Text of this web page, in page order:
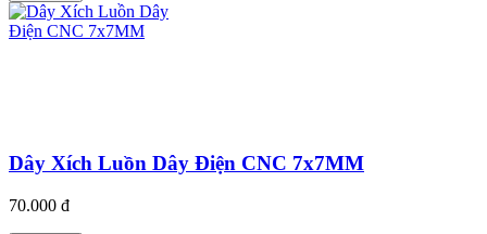
Dây Xích Luồn Dây Điện CNC 7x7MM
70.000 đ